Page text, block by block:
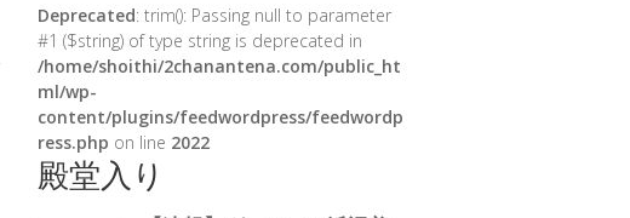
Deprecated: trim(): Passing null to parameter
#1 ($string) of type string is deprecated in
/home/shoithi/2chanantena.com/public_ht
ml/wp-
content/plugins/feedwordpress/feedwordp
ress.php on line 2022
殿堂入り